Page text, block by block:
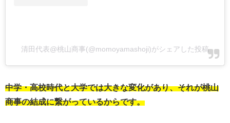
清田代表@桃山商事(@momoyamashoji)がシェアした投稿
中学・高校時代と大学では大きな変化があり、それが桃山
商事の結成に繋がっているからです。